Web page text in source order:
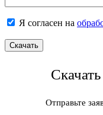
Я согласен на
Отправьте